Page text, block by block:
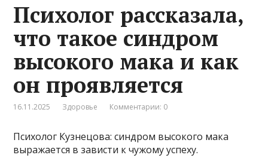
Психолог рассказала,
что такое синдром
высокого мака и как
он проявляется
16.11.2025 Здоровье Комментарии: 0
Психолог Кузнецова: синдром высокого мака
выражается в зависти к чужому успеху.